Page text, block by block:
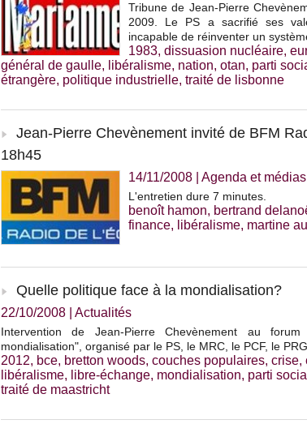
Tribune de Jean-Pierre
2009. Le PS a sacrifié ses
incapable de réinventer un
1983, dissuasion nucléaire,
général de gaulle, libéralisme, nation, otan, parti
étrangère, politique industrielle, traité de lisbonne
Jean-Pierre Chevènement invité de BFM
18h45
14/11/2008 Agenda et médias
L'entretien dure 7 minutes.
benoît hamon, bertrand
finance, libéralisme, martine
Quelle politique face à la mondialisation?
22/10/2008 Actualités
Intervention de Jean-Pierre Chevènement au
mondialisation", organisé par le PS, le MRC, le PCF, le
2012, bce, bretton woods, couches populaires, crise,
libéralisme, libre-échange, mondialisation, parti
traité de maastricht